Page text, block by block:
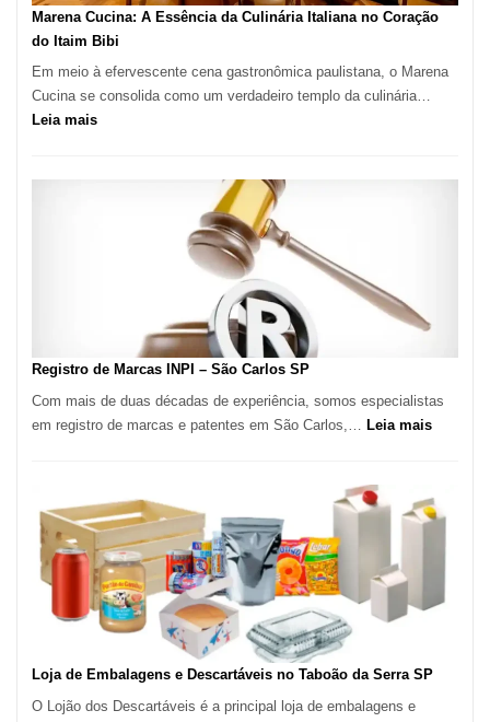
Pizzaria
Marena Cucina: A Essência da Culinária Italiana no Coração
do Itaim Bibi
Em meio à efervescente cena gastronômica paulistana, o Marena
Cucina se consolida como um verdadeiro templo da culinária…
Leia mais:
Coração
do
Bibi
Registro de Marcas INPI – São Carlos SP
Com mais de duas décadas de experiência, somos especialistas
em registro de marcas e patentes em São Carlos,…
Leia mais:
Marcas
INPI
Loja de Embalagens e Descartáveis no Taboão da Serra SP
O Lojão dos Descartáveis é a principal loja de embalagens e